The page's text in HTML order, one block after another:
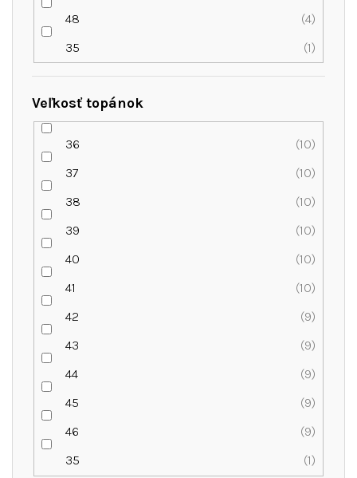
48
4
35
1
Veľkosť topánok
36
10
37
10
38
10
39
10
40
10
41
10
42
9
43
9
44
9
45
9
46
9
35
1